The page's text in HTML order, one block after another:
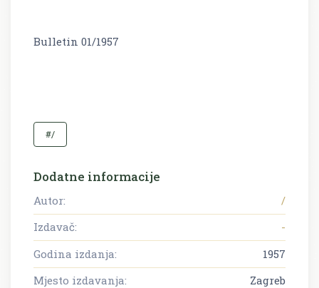
Bulletin 01/1957
#/
Dodatne informacije
Autor:
/
Izdavač:
-
Godina izdanja:
1957
Mjesto izdavanja:
Zagreb